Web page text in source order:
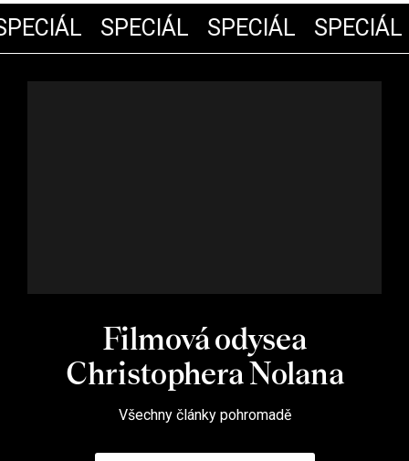
SPECIÁL SPECIÁL SPECIÁL
Filmová odysea
Christophera Nolana
Všechny články pohromadě